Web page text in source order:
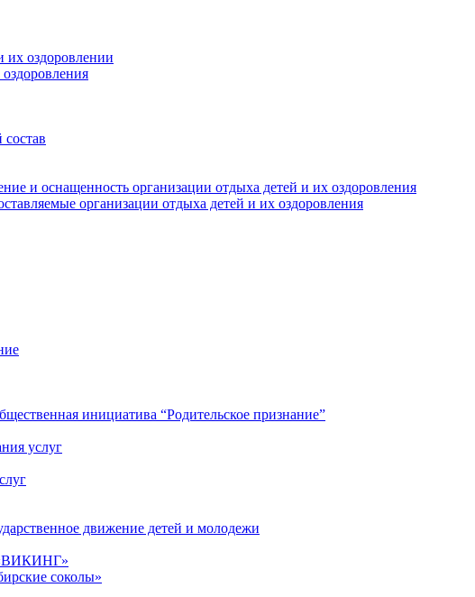
их оздоровлении
и оснащенность организации отдыха детей и их оздоровления
организации отдыха детей и их оздоровления
инициатива “Родительское признание”
услуг
движение детей и молодежи
«ВИКИНГ»
соколы»